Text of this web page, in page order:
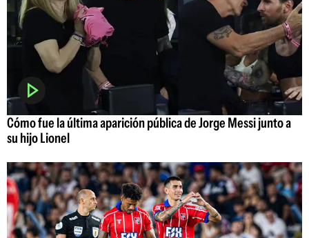
Cómo fue la última aparición pública de Jorge Messi junto a
su hijo Lionel